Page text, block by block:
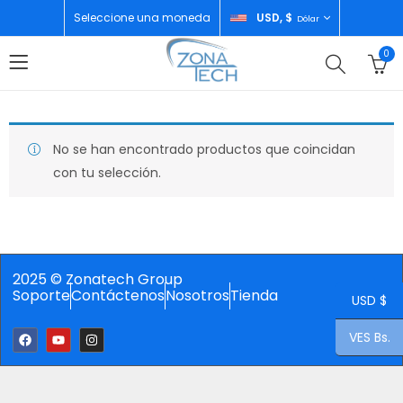
Seleccione una moneda USD, $ Dólar
0
No se han encontrado productos que coincidan
con tu selección.
2025 © Zonatech Group
SoporteContáctenosNosotrosTienda USD $
VES Bs.